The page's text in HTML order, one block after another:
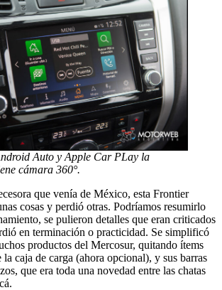
Auto y Apple Car PLay la
cámara 360°.
que venía de México, esta Frontier
cosas y perdió otras. Podríamos resumirlo
se pulieron detalles que eran criticados
en terminación o practicidad. Se simplificó
productos del Mercosur, quitando ítems
caja de carga (ahora opcional), y sus barras
que era toda una novedad entre las chatas